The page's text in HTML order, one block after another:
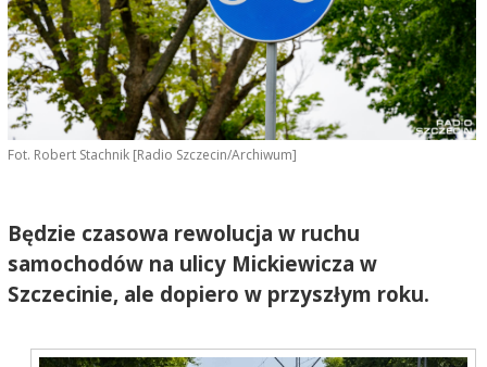
Fot. Robert Stachnik [Radio Szczecin/Archiwum]
Będzie czasowa rewolucja w ruchu
samochodów na ulicy Mickiewicza w
Szczecinie, ale dopiero w przyszłym roku.